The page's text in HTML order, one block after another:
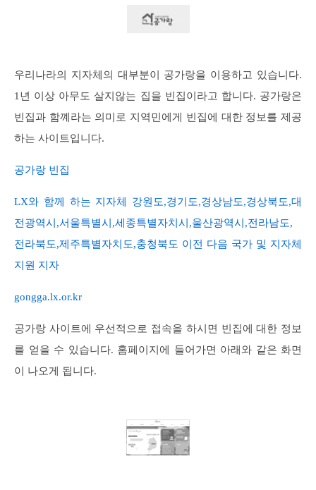
우리나라의 지자체의 대부분이 공가랑을 이용하고 있습니다.
1년 이상 아무도 살지않는 집을 빈집이라고 합니다. 공가랑은
빈집과 함꼐라는 의미로 지역민에게 빈집에 대한 정보를 제공
하는 사이트입니다.
공가랑 빈집
LX와 함께 하는 지자체 강원도,경기도,경상남도,경상북도,대
전광역시,서울특별시,세종특별자치시,울산광역시,전라남도,
전라북도,제주특별자치도,충청북도 이전 다음 국가 및 지자체
지원 지자
gongga.lx.or.kr
공가랑 사이트에 우선적으로 접속을 하시면 빈집에 대한 정보
를 얻을 수 있습니다. 홈페이지에 들어가면 아래와 같은 화면
이 나오게 됩니다.